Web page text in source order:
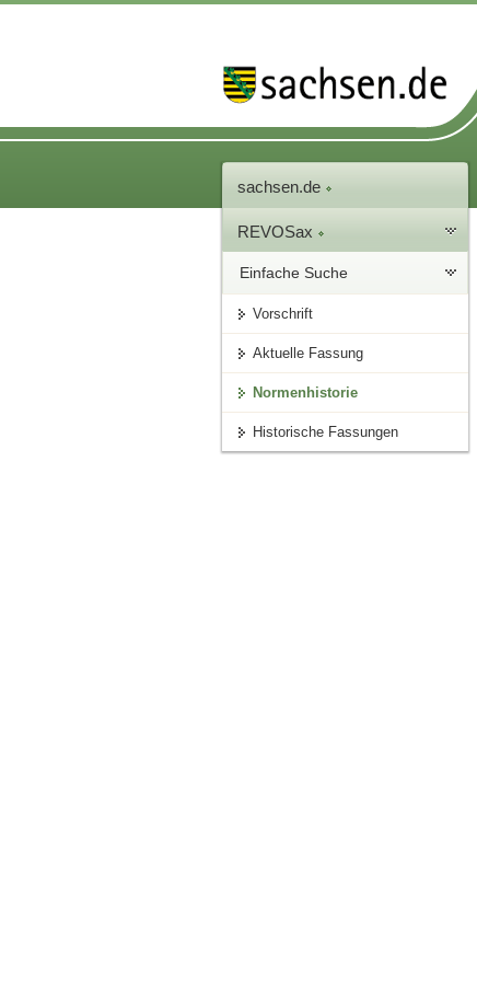
sachsen.de
REVOSax
Einfache Suche
Vorschrift
Aktuelle Fassung
Normenhistorie
Historische Fassungen